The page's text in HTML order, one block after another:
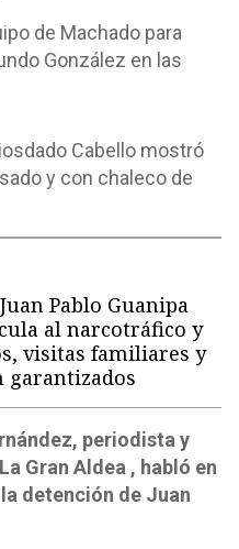
de Machado para
González en las
Cabello mostró
y con chaleco de
Pablo Guanipa
al narcotráfico y
visitas familiares y
garantizados
periodista y
Gran Aldea , habló en
detención de Juan